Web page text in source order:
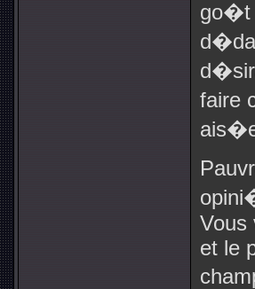
go�t
faire
Vous
et le